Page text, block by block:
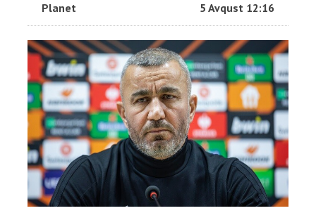
Planet 5 Avqust 12:16